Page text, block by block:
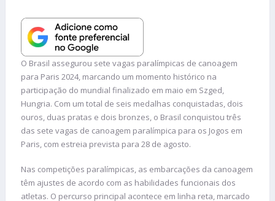
O Brasil assegurou sete vagas paralímpicas de canoagem
para Paris 2024, marcando um momento histórico na
participação do mundial finalizado em maio em Szged,
Hungria. Com um total de seis medalhas conquistadas, dois
ouros, duas pratas e dois bronzes, o Brasil conquistou três
das sete vagas de canoagem paralímpica para os Jogos em
Paris, com estreia prevista para 28 de agosto.
Nas competições paralímpicas, as embarcações da canoagem
têm ajustes de acordo com as habilidades funcionais dos
atletas. O percurso principal acontece em linha reta, marcado